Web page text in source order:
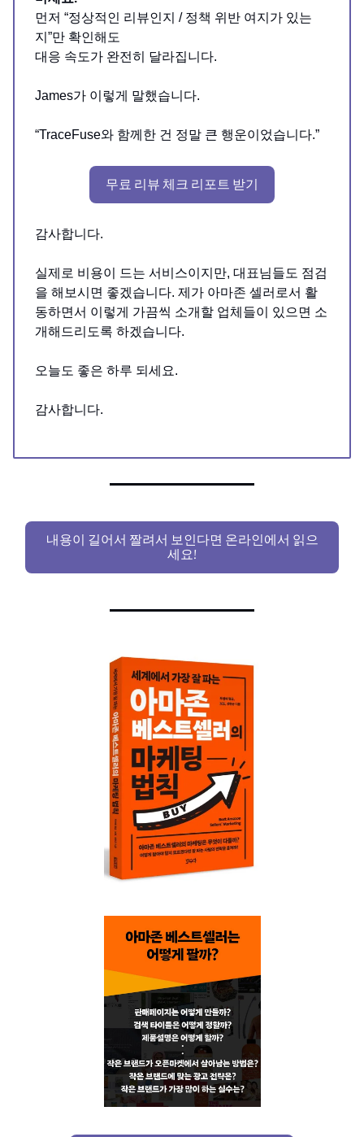
먼저 “정상적인 리뷰인지 / 정책 위반 여지가 있는
지”만 확인해도
대응 속도가 완전히 달라집니다.
James가 이렇게 말했습니다.
“TraceFuse와 함께한 건 정말 큰 행운이었습니다.”
무료 리뷰 체크 리포트 받기
감사합니다.
실제로 비용이 드는 서비스이지만, 대표님들도 점검
을 해보시면 좋겠습니다. 제가 아마존 셀러로서 활
동하면서 이렇게 가끔씩 소개할 업체들이 있으면 소
개해드리도록 하겠습니다.
오늘도 좋은 하루 되세요.
감사합니다.
내용이 길어서 짤려서 보인다면 온라인에서 읽으
세요!